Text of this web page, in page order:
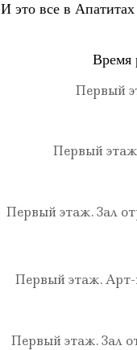
И это все в
Время
Первый
Первый
Первый этаж. Зал
Первый этаж. Арт-
Первый этаж. Зал